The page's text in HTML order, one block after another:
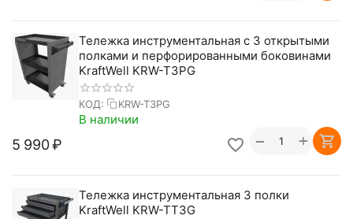
Тележка инструментальная с 3 открытыми
полками и перфорированными боковинами
KraftWell KRW-T3PG
КОД: KRW-T3PG
В наличии
5 990₽ +
−
Тележка инструментальная 3 полки
KraftWell KRW-TT3G